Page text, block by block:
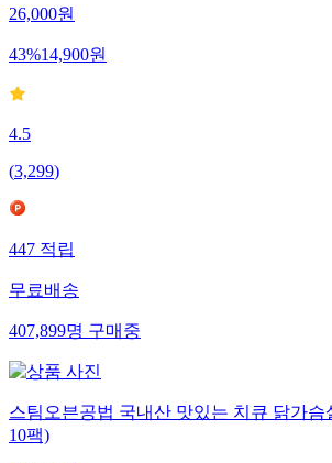
26,000원
43%14,900원
4.5
(3,299)
447적립
무료배송
407,899명구매중
스팀오븐공법 국내산 맛있는 치큐 닭가슴
10팩)